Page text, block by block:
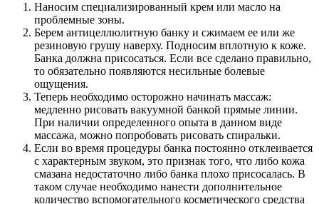
Наносим специализированный крем или масло на
проблемные зоны.
Берем антицеллюлитную банку и сжимаем ее или же
резиновую грушу наверху. Подносим вплотную к коже.
Банка должна присосаться. Если все сделано правильно,
то обязательно появляются несильные болевые
ощущения.
Теперь необходимо осторожно начинать массаж:
медленно рисовать вакуумной банкой прямые линии.
При наличии определенного опыта в данном виде
массажа, можно попробовать рисовать спиральки.
Если во время процедуры банка постоянно отклеивается
с характерным звуком, это признак того, что либо кожа
смазана недостаточно либо банка плохо присосалась. В
таком случае необходимо нанести дополнительное
количество вспомогательного косметического средства